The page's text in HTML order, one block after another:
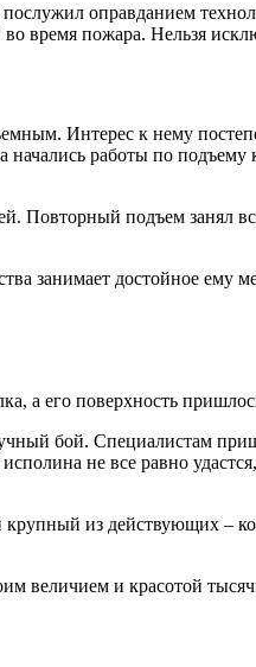
оправданием
время пожара. Нельзя
Интерес к нему
работы по подъему
Повторный подъем занял
занимает достойное
а его поверхность
бой. Специалистам
не все равно
из действующих –
величием и красотой